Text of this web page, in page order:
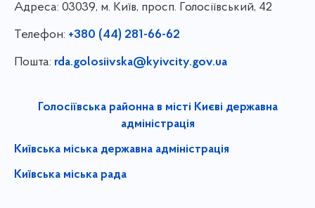
Адреса: 03039, м. Київ, просп. Голосіївський, 42
Телефон: +380 (44) 281-66-62
Пошта: rda.golosiivska@kyivcity.gov.ua
Голосіївська районна в місті Києві державна
адміністрація
Київська міська державна адміністрація
Київська міська рада